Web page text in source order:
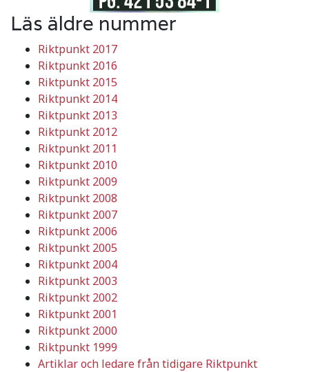
Läs äldre nummer
Riktpunkt 2017
Riktpunkt 2016
Riktpunkt 2015
Riktpunkt 2014
Riktpunkt 2013
Riktpunkt 2012
Riktpunkt 2011
Riktpunkt 2010
Riktpunkt 2009
Riktpunkt 2008
Riktpunkt 2007
Riktpunkt 2006
Riktpunkt 2005
Riktpunkt 2004
Riktpunkt 2003
Riktpunkt 2002
Riktpunkt 2001
Riktpunkt 2000
Riktpunkt 1999
Artiklar och ledare från tidigare Riktpunkt